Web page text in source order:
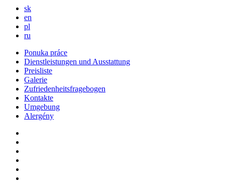
sk
en
pl
ru
Ponuka práce
Dienstleistungen und Ausstattung
Preisliste
Galerie
Zufriedenheitsfragebogen
Kontakte
Umgebung
Alergény